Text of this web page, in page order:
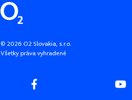
Pätička stránky
© 2026 O2 Slovakia, s.r.o.
Všetky práva vyhradené